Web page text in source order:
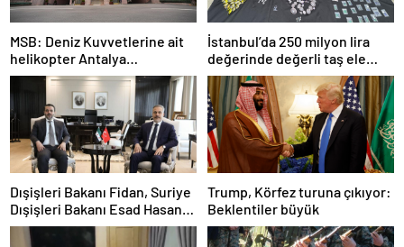
MSB: Deniz Kuvvetlerine ait
helikopter Antalya
açıklarında acil iniş yaptı
İstanbul’da 250 milyon lira
değerinde değerli taş ele
geçirildi
Dışişleri Bakanı Fidan, Suriye
Dışişleri Bakanı Esad Hasan
Şeybani ile görüştü
Trump, Körfez turuna çıkıyor:
Beklentiler büyük